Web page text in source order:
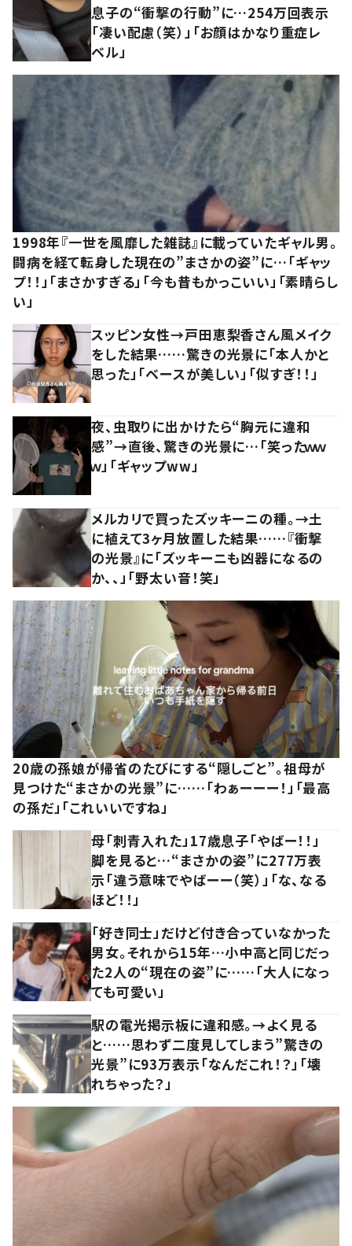
息子の“衝撃の行動”に…254万回表示
「凄い配慮（笑）」「お顔はかなり重症レ
ベル」
1998年『一世を風靡した雑誌』に載っていたギャル男。
闘病を経て転身した現在の”まさかの姿”に…「ギャッ
プ！！」「まさかすぎる」「今も昔もかっこいい」「素晴らし
い」
スッピン女性→戸田恵梨香さん風メイク
をした結果……驚きの光景に「本人かと
思った」「ベースが美しい」「似すぎ！！」
夜、虫取りに出かけたら“胸元に違和
感”→直後、驚きの光景に…「笑ったｗｗ
ｗ」「ギャップww」
メルカリで買ったズッキーニの種。→土
に植えて3ヶ月放置した結果……『衝撃
の光景』に「ズッキーニも凶器になるの
か、、」「野太い音！笑」
20歳の孫娘が帰省のたびにする“隠しごと”。祖母が
見つけた“まさかの光景”に……「わぁーーー！」「最高
の孫だ」「これいいですね」
母「刺青入れた」17歳息子「やばー！！」
脚を見ると…“まさかの姿”に277万表
示「違う意味でやばーー（笑）」「な、なる
ほど！！」
「好き同士」だけど付き合っていなかった
男女。それから15年…小中高と同じだっ
た2人の“現在の姿”に……「大人になっ
ても可愛い」
駅の電光掲示板に違和感。→よく見る
と……思わず二度見してしまう”驚きの
光景”に93万表示「なんだこれ！？」「壊
れちゃった？」